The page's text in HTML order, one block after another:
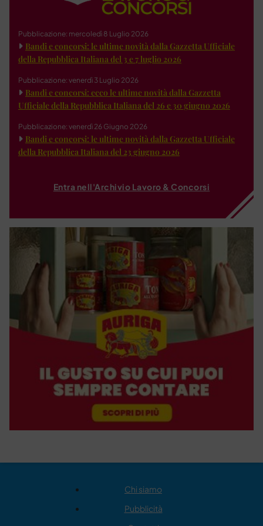
Pubblicazione: mercoledì 8 Luglio 2026
Bandi e concorsi: le ultime novità dalla Gazzetta Ufficiale
della Repubblica Italiana del 3 e 7 luglio 2026
Pubblicazione: venerdì 3 Luglio 2026
Bandi e concorsi: ecco le ultime novità dalla Gazzetta
Ufficiale della Repubblica Italiana del 26 e 30 giugno 2026
Pubblicazione: venerdì 26 Giugno 2026
Bandi e concorsi: le ultime novità dalla Gazzetta Ufficiale
della Repubblica Italiana del 23 giugno 2026
Entra nell'Archivio Lavoro & Concorsi
Chi siamo
Pubblicità